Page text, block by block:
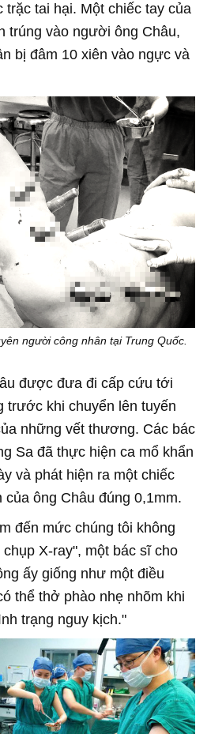
trặc tai hại. Một chiếc tay của
trúng vào người ông Châu,
bị đâm 10 xiên vào ngực và
người công nhân tại Trung Quốc.
được đưa đi cấp cứu tới
trước khi chuyển lên tuyến
những vết thương. Các bác
Sa đã thực hiện ca mổ khẩn
và phát hiện ra một chiếc
của ông Châu đúng 0,1mm.
đến mức chúng tôi không
X-ray", một bác sĩ cho
ấy giống như một điều
thể thở phào nhẹ nhõm khi
trạng nguy kịch."